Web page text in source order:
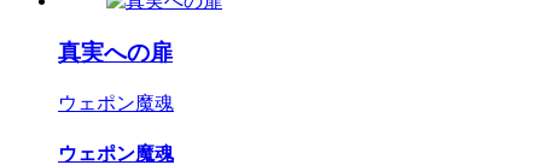
真実への扉
ウェポン魔魂
ウェポン魔魂